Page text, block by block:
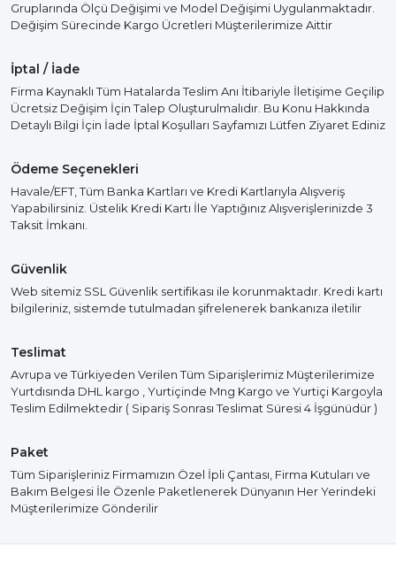
Gruplarında Ölçü Değişimi ve Model Değişimi Uygulanmaktadır.
Değişim Sürecinde Kargo Ücretleri Müşterilerimize Aittir
İptal / İade
Firma Kaynaklı Tüm Hatalarda Teslim Anı İtibariyle İletişime Geçilip
Ücretsiz Değişim İçin Talep Oluşturulmalıdır. Bu Konu Hakkında
Detaylı Bilgi İçin İade İptal Koşulları Sayfamızı Lütfen Ziyaret Ediniz
Ödeme Seçenekleri
Havale/EFT, Tüm Banka Kartları ve Kredi Kartlarıyla Alışveriş
Yapabilirsiniz. Üstelik Kredi Kartı İle Yaptığınız Alışverişlerinizde 3
Taksit İmkanı.
Güvenlik
Web sitemiz SSL Güvenlik sertifikası ile korunmaktadır. Kredi kartı
bilgileriniz, sistemde tutulmadan şifrelenerek bankanıza iletilir
Teslimat
Avrupa ve Türkiyeden Verilen Tüm Siparişlerimiz Müşterilerimize
Yurtdısında DHL kargo , Yurtiçinde Mng Kargo ve Yurtiçi Kargoyla
Teslim Edilmektedir ( Sipariş Sonrası Teslimat Süresi 4 İşgünüdür )
Paket
Tüm Siparişleriniz Firmamızın Özel İpli Çantası, Firma Kutuları ve
Bakım Belgesi İle Özenle Paketlenerek Dünyanın Her Yerindeki
Müşterilerimize Gönderilir